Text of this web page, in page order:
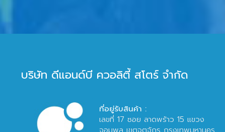
บริษัท ดีแอนด์บี ควอลิตี้ สโตร์ จำกัด
ที่อยู่รับสินค้า :
เลขที่ 17 ซอย ลาดพร้าว 15 แขวง
จอมพล เขตจตุจักร กรุงเทพมหานคร